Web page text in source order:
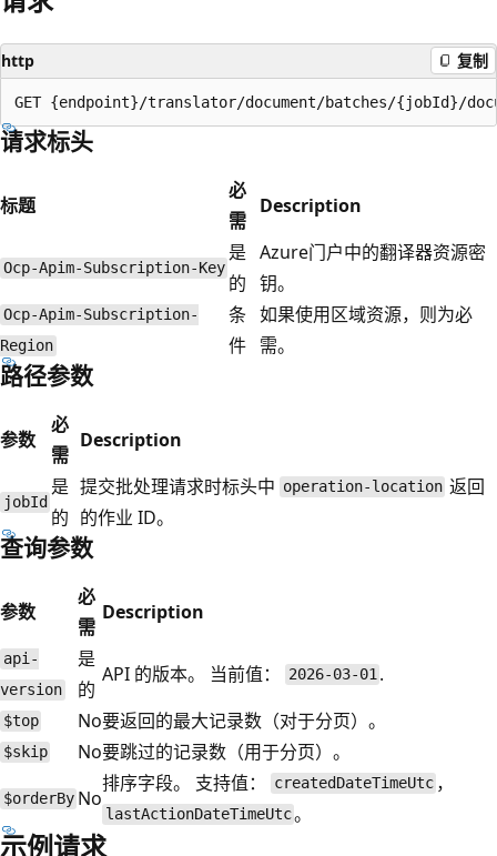
http 复制
请求标头
标题
必
需
Description
Ocp-Apim-Subscription-Key
是
的
Azure门户中的翻译器资源密
钥。
Ocp-Apim-Subscription-
Region
条
件
如果使用区域资源，则为必
需。
路径参数
参数
必
需
Description
jobId
是
的
提交批处理请求时标头中 operation-location 返回
的作业 ID。
查询参数
参数
必
需
Description
api-
version
是
的
API 的版本。 当前值： 2026-03-01 .
$top No要返回的最大记录数（对于分页）。
$skip No要跳过的记录数（用于分页）。
$orderBy No
排序字段。 支持值： createdDateTimeUtc ，
lastActionDateTimeUtc。
示例请求